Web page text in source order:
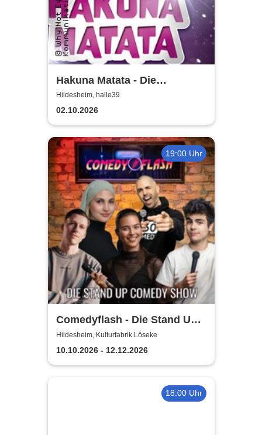
Hakuna Matata - Die
einzigartige große
Kindermusical-Gala
Hildesheim, halle39
02.10.2026
19:00 Uhr
Comedyflash - Die Stand Up
Comedy Show in Hildesheim
Hildesheim, Kulturfabrik Löseke
10.10.2026 - 12.12.2026
18:00 Uhr